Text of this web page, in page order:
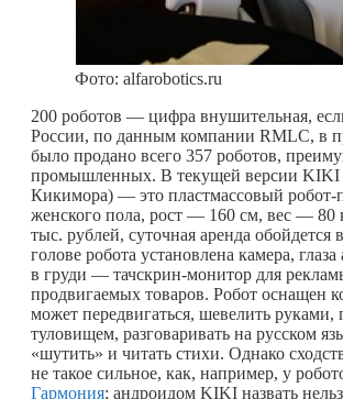
Фото: alfarobotics.ru
200 роботов — цифра внушительная,
России, по данным компании RMLC, в
было продано всего 357 роботов,
промышленных. В текущей версии KIKI
Кикимора) — это пластмассовый робот-
женского пола, рост — 160 см, вес — 80
тыс. рублей, суточная аренда обойдется
голове робота установлена камера,
в груди — тачскрин-монитор для
продвигаемых товаров. Робот оснащен
может передвигаться, шевелить руками,
туловищем, разговаривать на русском
«шутить» и читать стихи. Однако
не такое сильное, как, например, у
Гармония; андроидом KIKI назвать